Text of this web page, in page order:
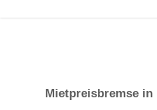
Mietpreisbremse